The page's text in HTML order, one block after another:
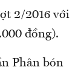
2/2016 với
đồng).
Phân bón